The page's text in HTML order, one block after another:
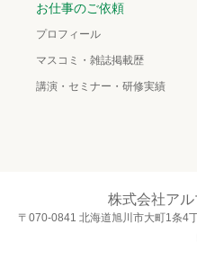
お仕事のご依頼
プロフィール
マスコミ・雑誌掲載歴
講演・セミナー・研修実績
株式会社アル
〒070-0841 北海道旭川市大町1条4